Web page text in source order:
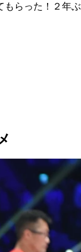
の自身の名勝負
もらった！２年ぶ